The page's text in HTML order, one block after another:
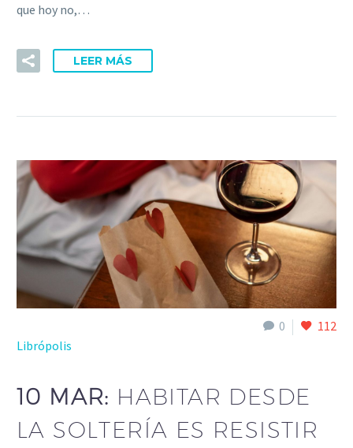
que hoy no,…
LEER MÁS
0
112
Librópolis
10 MAR: HABITAR DESDE
LA SOLTERÍA ES RESISTIR